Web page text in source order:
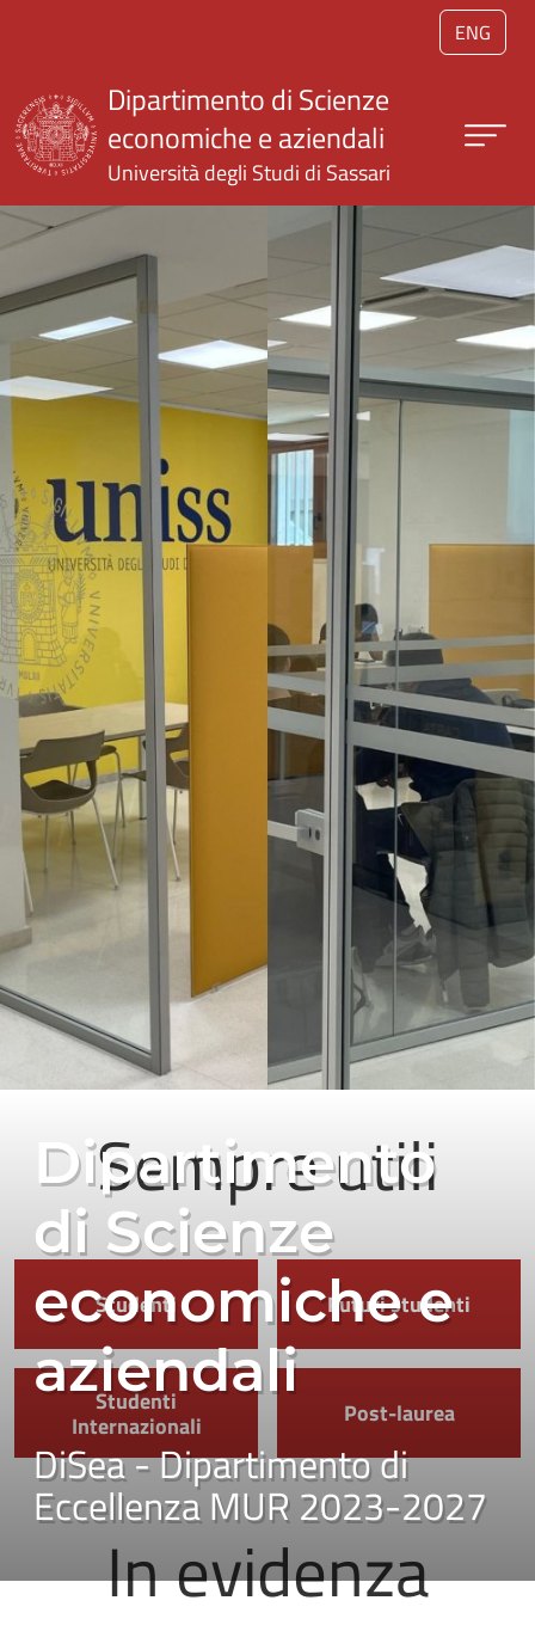
Salta al contenuto principale
ENG
Dipartimento di Scienze
economiche e aziendali
Università degli Studi di Sassari
Home page UNISS
Dipartimento
di Scienze
economiche e
aziendali
DiSea - Dipartimento di
Eccellenza MUR 2023-2027
Sempre utili
Studenti Futuri studenti
Studenti
Internazionali Post-laurea
In evidenza